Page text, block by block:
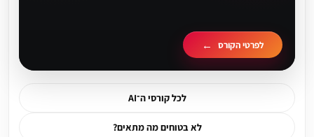
לפרטי הקורס
לכל קורסי ה־AI
לא בטוחים מה מתאים?